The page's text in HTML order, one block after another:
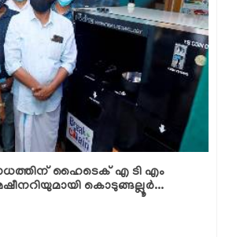
ഹൈടെക് എ ടി എം
കൊടുങ്ങല്ലൂര്‍...